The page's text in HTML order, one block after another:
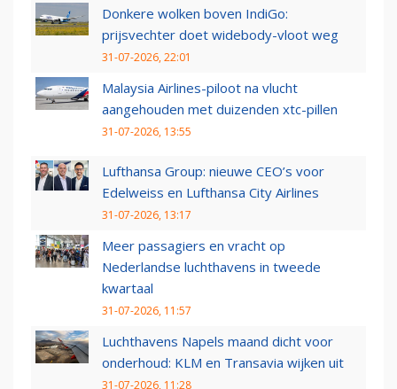
Donkere wolken boven IndiGo:
prijsvechter doet widebody-vloot weg
31-07-2026, 22:01
Malaysia Airlines-piloot na vlucht
aangehouden met duizenden xtc-pillen
31-07-2026, 13:55
Lufthansa Group: nieuwe CEO’s voor
Edelweiss en Lufthansa City Airlines
31-07-2026, 13:17
Meer passagiers en vracht op
Nederlandse luchthavens in tweede
kwartaal
31-07-2026, 11:57
Luchthavens Napels maand dicht voor
onderhoud: KLM en Transavia wijken uit
31-07-2026, 11:28